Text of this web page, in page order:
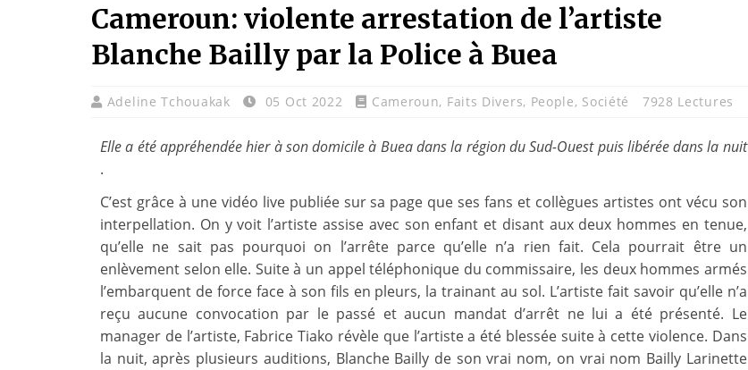
Cameroun: violente arrestation de l’artiste
Blanche Bailly par la Police à Buea
Adeline Tchouakak 05 Oct 2022 Cameroun, Faits Divers, People, Société 7928 Lectures
Elle a été appréhendée hier à son domicile à Buea dans la région du Sud-Ouest puis libérée dans la nuit
.
C’est grâce à une vidéo live publiée sur sa page que ses fans et collègues artistes ont vécu son
interpellation. On y voit l’artiste assise avec son enfant et disant aux deux hommes en tenue,
qu’elle ne sait pas pourquoi on l’arrête parce qu’elle n’a rien fait. Cela pourrait être un
enlèvement selon elle. Suite à un appel téléphonique du commissaire, les deux hommes armés
l’embarquent de force face à son fils en pleurs, la trainant au sol. L’artiste fait savoir qu’elle n’a
reçu aucune convocation par le passé et aucun mandat d’arrêt ne lui a été présenté. Le
manager de l’artiste, Fabrice Tiako révèle que l’artiste a été blessée suite à cette violence. Dans
la nuit, après plusieurs auditions, Blanche Bailly de son vrai nom, on vrai nom Bailly Larinette